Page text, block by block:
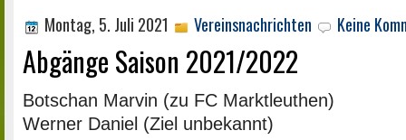
Montag, 5. Juli 2021 Vereinsnachrichten Keine
Abgänge Saison 2021/2022
Botschan Marvin (zu FC Marktleuthen)
Werner Daniel (Ziel unbekannt)